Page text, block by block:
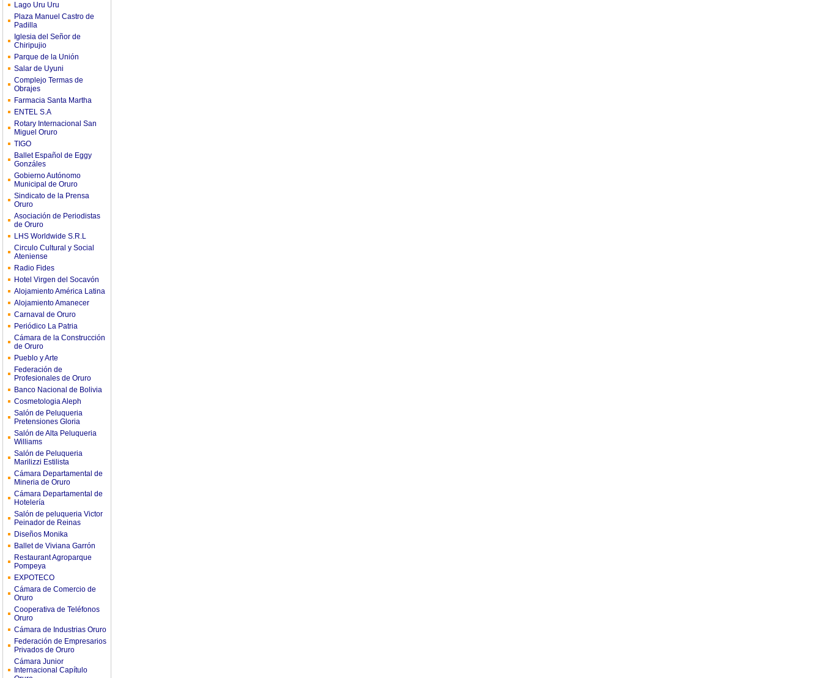
Lago Uru Uru
Plaza Manuel Castro de
Padilla
Iglesia del Señor de
Chiripujio
Parque de la Unión
Salar de Uyuni
Complejo Termas de
Obrajes
Farmacia Santa Martha
ENTEL S.A
Rotary Internacional San
Miguel Oruro
TIGO
Ballet Español de Eggy
Gonzáles
Gobierno Autónomo
Municipal de Oruro
Sindicato de la Prensa
Oruro
Asociación de Periodistas
de Oruro
LHS Worldwide S.R.L
Circulo Cultural y Social
Ateniense
Radio Fides
Hotel Virgen del Socavón
Alojamiento América Latina
Alojamiento Amanecer
Carnaval de Oruro
Periódico La Patria
Cámara de la Construcción
de Oruro
Pueblo y Arte
Federación de
Profesionales de Oruro
Banco Nacional de Bolivia
Cosmetologia Aleph
Salón de Peluqueria
Pretensiones Gloria
Salón de Alta Peluqueria
Williams
Salón de Peluqueria
Marilizzi Estilista
Cámara Departamental de
Mineria de Oruro
Cámara Departamental de
Hotelería
Salón de peluqueria Victor
Peinador de Reinas
Diseños Monika
Ballet de Viviana Garrón
Restaurant Agroparque
Pompeya
EXPOTECO
Cámara de Comercio de
Oruro
Cooperativa de Teléfonos
Oruro
Cámara de Industrias Oruro
Federación de Empresarios
Privados de Oruro
Cámara Junior
Internacional Capítulo